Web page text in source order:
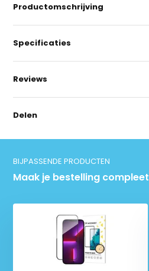
Productomschrijving
Specificaties
Reviews
Delen
BIJPASSENDE PRODUCTEN
Maak je bestelling compleet